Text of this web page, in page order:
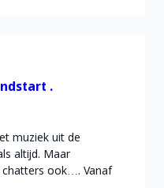
.
muziek uit de
altijd. Maar
chatters ook…. Vanaf